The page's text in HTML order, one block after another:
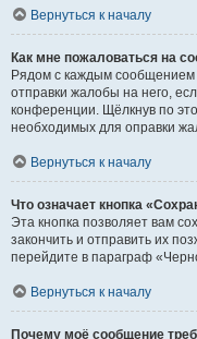
Вернуться к началу
Как мне пожаловаться на
Рядом с каждым сообщением
отправки жалобы на него,
конференции. Щёлкнув по
необходимых для оправки
Вернуться к началу
Что означает кнопка
Эта кнопка позволяет вам
закончить и отправить их
перейдите в параграф
Вернуться к началу
Почему моё сообщение